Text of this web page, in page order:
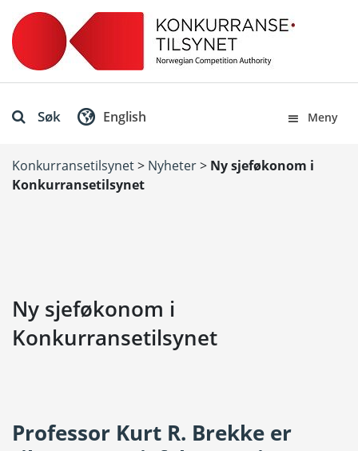
Søk Meny
English
Konkurransetilsynet> Nyheter> Ny sjeføkonom i
Konkurransetilsynet
Ny sjeføkonom i
Konkurransetilsynet
Professor Kurt R. Brekke er